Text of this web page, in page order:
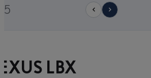
LBX